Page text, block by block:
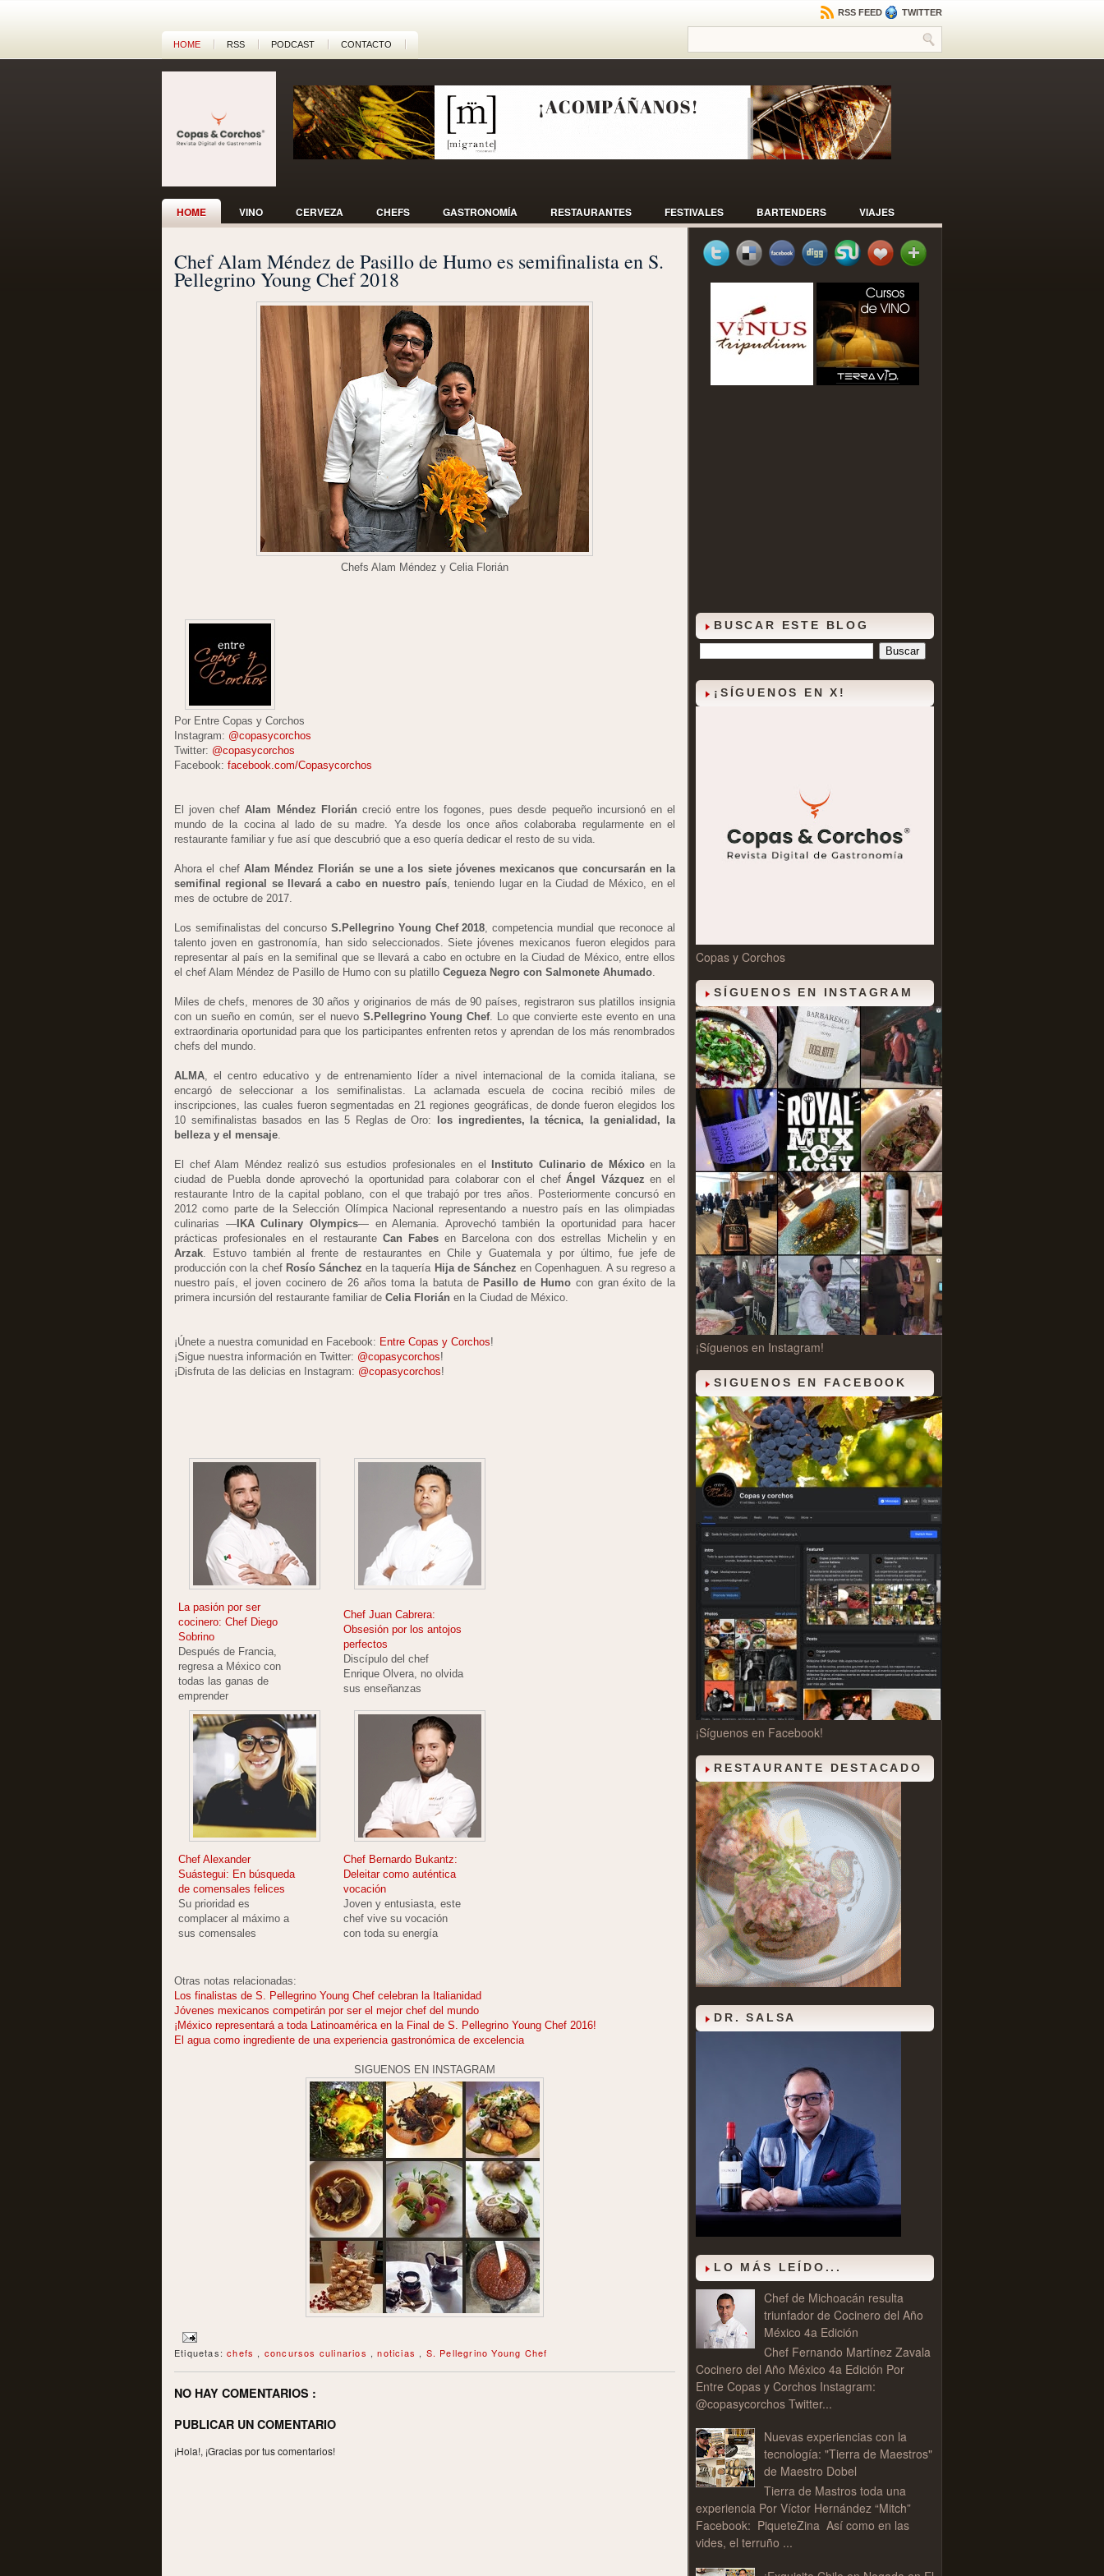
HOME RSS PODCAST CONTACTO
RSS FEED TWITTER
HOME VINO CERVEZA CHEFS GASTRONOMÍA RESTAURANTES FESTIVALES BARTENDERS VIAJES
Chef Alam Méndez de Pasillo de Humo es semifinalista en S.
Pellegrino Young Chef 2018
Chefs Alam Méndez y Celia Florián
Por Entre Copas y Corchos
Instagram: @copasycorchos
Twitter: @copasycorchos
Facebook: facebook.com/Copasycorchos
El joven chefAlam Méndez Florián creció entre los fogones, pues desde pequeño incursionó en el
mundo de la cocina al lado de su madre. Ya desde los once años colaboraba regularmente en el
restaurante familiar y fue así que descubrió que a eso quería dedicar el resto de su vida.
Ahora el chef Alam Méndez Florián se une a los siete jóvenes mexicanos que concursarán en la
semifinal regional se llevará a cabo en nuestro país, teniendo lugar en la Ciudad de México, en el
mes de octubre de 2017.
Los semifinalistas del concurso S.Pellegrino Young Chef 2018, competencia mundial que reconoce al
talento joven en gastronomía, han sido seleccionados. Siete jóvenes mexicanos fueron elegidos para
representar al país en la semifinal que se llevará a cabo en octubre en la Ciudad de México, entre ellos
el chef Alam Méndez de Pasillo de Humo con su platillo Cegueza Negro con Salmonete Ahumado.
Miles de chefs, menores de 30 años y originarios de más de 90 países, registraron sus platillos insignia
con un sueño en común, ser el nuevo S.Pellegrino Young Chef. Lo que convierte este evento en una
extraordinaria oportunidad para que los participantes enfrenten retos y aprendan de los más renombrados
chefs del mundo.
ALMA, el centro educativo y de entrenamiento líder a nivel internacional de la comida italiana, se
encargó de seleccionar a los semifinalistas. La aclamada escuela de cocina recibió miles de
inscripciones, las cuales fueron segmentadas en 21 regiones geográficas, de donde fueron elegidos los
10 semifinalistas basados en las 5 Reglas de Oro:
los ingredientes, la técnica, la genialidad, la
belleza y el mensaje.
El chef Alam Méndez realizó sus estudios profesionales en el Instituto Culinario de Méxicoen la
ciudad de Puebla donde aprovechó la oportunidad para colaborar con el chefÁngel Vázquez en el
restaurante Intro de la capital poblano, con el que trabajó por tres años. Posteriormente concursó en
2012 como parte de la Selección Olímpica Nacional representando a nuestro país en las olimpiadas
culinarias —IKA Culinary Olympics— en Alemania. Aprovechó también la oportunidad para hacer
prácticas profesionales en el restaurante Can Fabes en Barcelona con dos estrellas Michelin y en
Arzak. Estuvo también al frente de restaurantes en Chile y Guatemala y por último, fue jefe de
producción con la chef Rosío Sánchez en la taquería Hija de Sánchez en Copenhaguen. A su regreso a
nuestro país, el joven cocinero de 26 años toma la batuta de Pasillo de Humo con gran éxito de la
primera incursión del restaurante familiar de Celia Florián en la Ciudad de México.
¡Únete a nuestra comunidad en Facebook: Entre Copas y Corchos!
¡Sigue nuestra información en Twitter: @copasycorchos!
¡Disfruta de las delicias en Instagram: @copasycorchos!
La pasión por ser
cocinero: Chef Diego
Sobrino
Después de Francia,
regresa a México con
todas las ganas de
emprender
Chef Juan Cabrera:
Obsesión por los antojos
perfectos
Discípulo del chef
Enrique Olvera, no olvida
sus enseñanzas
Chef Alexander
Suástegui: En búsqueda
de comensales felices
Su prioridad es
complacer al máximo a
sus comensales
Chef Bernardo Bukantz:
Deleitar como auténtica
vocación
Joven y entusiasta, este
chef vive su vocación
con toda su energía
Otras notas relacionadas:
Los finalistas de S. Pellegrino Young Chef celebran la Italianidad
Jóvenes mexicanos competirán por ser el mejor chef del mundo
¡México representará a toda Latinoamérica en la Final de S. Pellegrino Young Chef 2016!
El agua como ingrediente de una experiencia gastronómica de excelencia
SIGUENOS EN INSTAGRAM
Etiquetas:chefs , concursos culinarios ,noticias , S. Pellegrino Young Chef
NO HAY COMENTARIOS :
PUBLICAR UN COMENTARIO
¡Hola!, ¡Gracias por tus comentarios!
BUSCAR ESTE BLOG
¡SÍGUENOS EN X!
Copas y Corchos
SÍGUENOS EN INSTAGRAM
¡Síguenos en Instagram!
SIGUENOS EN FACEBOOK
¡Síguenos en Facebook!
RESTAURANTE DESTACADO
DR. SALSA
LO MÁS LEÍDO...
Chef de Michoacán resulta
triunfador de Cocinero del Año
México 4a Edición
Chef Fernando Martínez Zavala
Cocinero del Año México 4a Edición Por
Entre Copas y Corchos Instagram:
@copasycorchos Twitter...
Nuevas experiencias con la
tecnología: "Tierra de Maestros"
de Maestro Dobel
Tierra de Mastros toda una
experiencia Por Víctor Hernández “Mitch”
Facebook: PiqueteZina Así como en las
vides, el terruño ...